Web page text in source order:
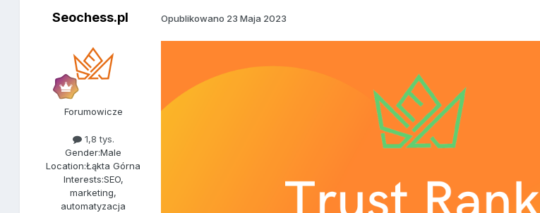
Seochess.pl
Forumowicze
1,8 tys.
Gender:Male
Location:Łąkta Górna
Interests:SEO,
marketing,
automatyzacja
Opublikowano 23 Maja 2023